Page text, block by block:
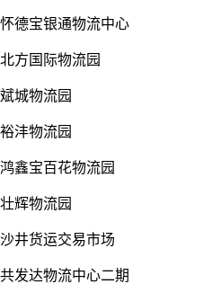
怀德宝银通物流中心
北方国际物流园
斌城物流园
裕沣物流园
鸿鑫宝百花物流园
壮辉物流园
沙井货运交易市场
共发达物流中心二期